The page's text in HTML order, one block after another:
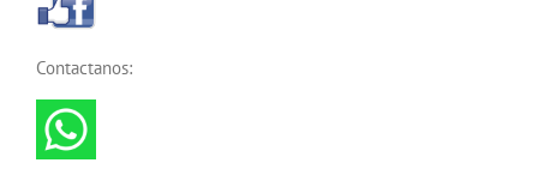
Contactanos: